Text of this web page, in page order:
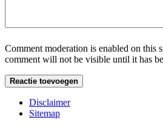
Comment moderation is enabled on this
comment will not be visible until it has
Disclaimer
Sitemap